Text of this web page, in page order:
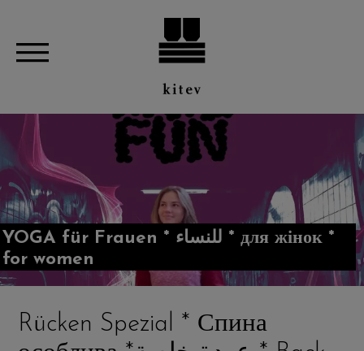
YOGA für Frauen * للنساء * для жінок *
for women
Rücken Spezial * Спина